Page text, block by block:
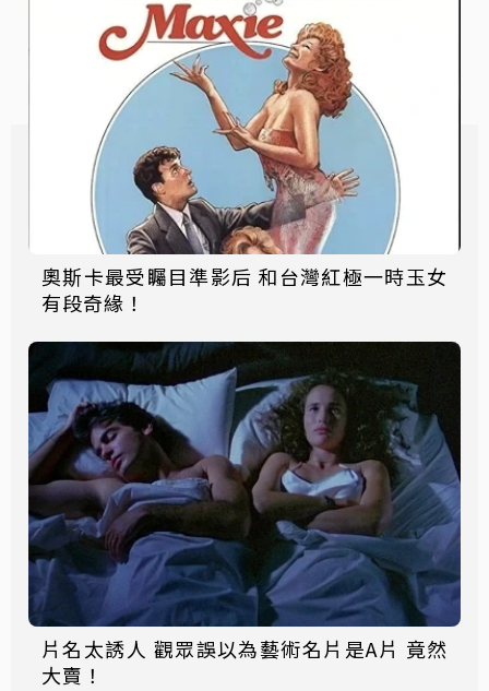
奧斯卡最受矚目準影后 和台灣紅極一時玉女
有段奇緣！
片名太誘人 觀眾誤以為藝術名片是A片 竟然
大賣！